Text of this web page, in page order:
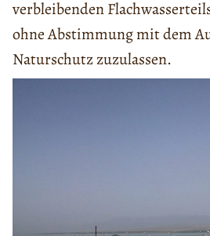
verbleibenden
ohne Abstimmung mit dem
Naturschutz zuzulassen.